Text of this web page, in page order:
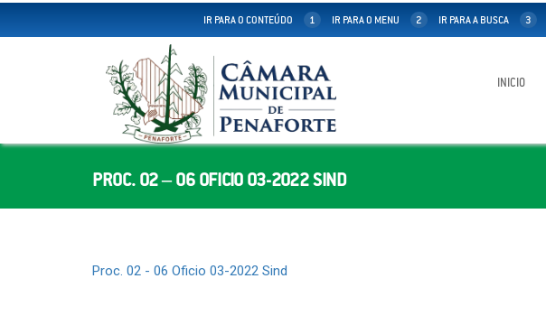
IR PARA O CONTEÚDO 1 IR PARA O MENU 2 IR PARA A BUSCA 3
INICIO
PROC. 02 – 06 OFICIO 03-2022 SIND
Proc. 02 - 06 Oficio 03-2022 Sind